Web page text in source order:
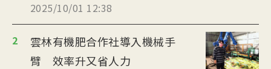
2025/10/01 12:38
2
雲林有機肥合作社導入機械手
臂 效率升又省人力